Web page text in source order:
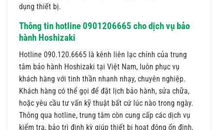
dụng thiết bị.
Thông tin hotline 0901206665 cho dịch vụ bảo
hành Hoshizaki
Hotline 090.120.6665 là kênh liên lạc chính của trung
tâm bảo hành Hoshizaki tại Việt Nam, luôn phục vụ
khách hàng với tinh thần nhanh nhạy, chuyên nghiệp.
Khách hàng có thể gọi để đặt lịch bảo hành, sửa chữa,
hoặc yêu cầu tư vấn kỹ thuật bất cứ lúc nào trong ngày.
Thông qua hotline, trung tâm còn cung cấp các dịch vụ
kiểm tra, bảo trì định kỳ giúp thiết bị hoạt động ổn định,